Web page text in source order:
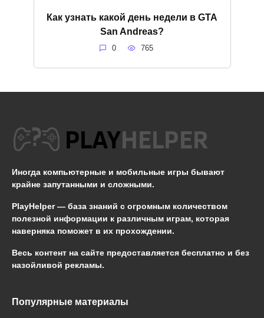
Как узнать какой день недели в GTA
San Andreas?
0 765
Иногда компьютерные и мобильные игры бывают
крайне запутанными и сложными.
PlayHelper — база знаний с огромным количеством
полезной информации к различным играм, которая
наверняка поможет в их прохождении.
Весь контент на сайте предоставляется бесплатно и без
назойливой рекламы.
Популярные материалы